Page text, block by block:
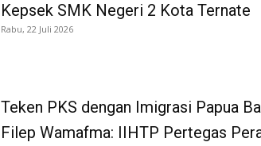
Kepsek SMK Negeri 2 Kota Ternate
Rabu, 22 Juli 2026
Teken PKS dengan Imigrasi Papua
Filep Wamafma: IIHTP Pertegas